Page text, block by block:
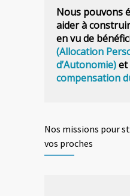
Nous pouvons
aider à
en vu de
(Allocation
d’Autonomie)et
compensation
Nos missions pour
vos proches